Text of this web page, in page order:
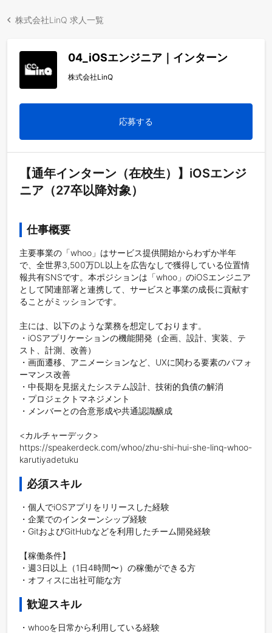
株式会社LinQ 求人一覧
04_iOSエンジニア｜インターン
株式会社LinQ
応募する
【通年インターン（在校生）】iOSエンジ
ニア（27卒以降対象）
仕事概要
主要事業の「whoo」はサービス提供開始からわずか半年
で、全世界3,500万DL以上を広告なしで獲得している位置情
報共有SNSです。本ポジションは「whoo」のiOSエンジニア
として関連部署と連携して、サービスと事業の成長に貢献す
ることがミッションです。
主には、以下のような業務を想定しております。
・iOSアプリケーションの機能開発（企画、設計、実装、テ
スト、計測、改善）
・画面遷移、アニメーションなど、UXに関わる要素のパフォ
ーマンス改善
・中長期を見据えたシステム設計、技術的負債の解消
・プロジェクトマネジメント
・メンバーとの合意形成や共通認識醸成
<カルチャーデック>
https://speakerdeck.com/whoo/zhu-shi-hui-she-linq-whoo-
karutiyadetuku
必須スキル
・個人でiOSアプリをリリースした経験
・企業でのインターンシップ経験
・GitおよびGitHubなどを利用したチーム開発経験
【稼働条件】
・週3日以上（1日4時間〜）の稼働ができる方
・オフィスに出社可能な方
歓迎スキル
・whooを日常から利用している経験